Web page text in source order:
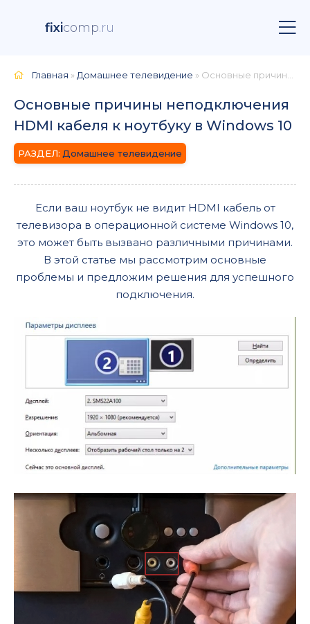
fixicomp.ru
Главная » Домашнее телевидение » Основные причины неподключения HDMI кабеля к ноутбуку в Windows 10
Основные причины неподключения
HDMI кабеля к ноутбуку в Windows 10
Домашнее телевидение
Если ваш ноутбук не видит HDMI кабель от
телевизора в операционной системе Windows 10,
это может быть вызвано различными причинами.
В этой статье мы рассмотрим основные
проблемы и предложим решения для успешного
подключения.